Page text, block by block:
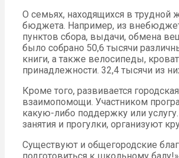
О семьях, находящихся в трудной
бюджета. Например, из
пунктов сбора, выдачи, обмена
было собрано 50,6 тысячи
книги, а также велосипеды,
принадлежности. 32,4 тысячи из
Кроме того, развивается
взаимопомощи. Участником
какую-либо поддержку или
занятия и прогулки, организуют
Существуют и общегородские
подготовиться к школьному